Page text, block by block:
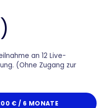
an 12 Live-
(Ohne Zugang zur
€ / 6 MONATE